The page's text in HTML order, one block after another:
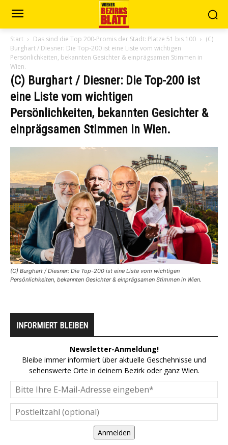
Start Das sind die Top 200-Promis der Stadt: Plätze 51 bis 100
(C)
Burghart / Diesner: Die Top-200 ist eine Liste vom wichtigen
Persönlichkeiten, bekannten Gesichter & einprägsamen Stimmen in
Wien.
(C) Burghart / Diesner: Die Top-200 ist
eine Liste vom wichtigen
Persönlichkeiten, bekannten Gesichter &
einprägsamen Stimmen in Wien.
(C) Burghart / Diesner: Die Top-200 ist eine Liste vom wichtigen
Persönlichkeiten, bekannten Gesichter & einprägsamen Stimmen in Wien.
INFORMIERT BLEIBEN
Newsletter-Anmeldung!
Bleibe immer informiert über aktuelle Geschehnisse und
sehenswerte Orte in deinem Bezirk oder ganz Wien.
Anmelden